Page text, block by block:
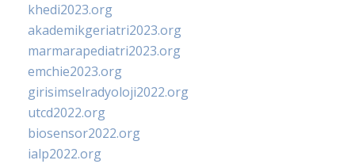
khedi2023.org
akademikgeriatri2023.org
marmarapediatri2023.org
emchie2023.org
girisimselradyoloji2022.org
utcd2022.org
biosensor2022.org
ialp2022.org